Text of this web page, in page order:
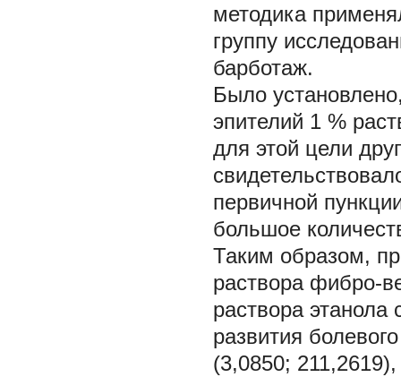
методика
группу
барботаж.
Было
эпителий 1 %
для этой цели
первичной
большое
Таким образом,
раствора фибро-
раствора этанола
развития
(3,0850;